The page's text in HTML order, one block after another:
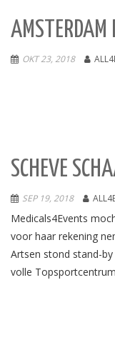
AMSTERDAM
OKT 23, 2018
SCHEVE
SEP 19, 2018
Medicals4Events
voor haar rekening
Artsen stond stand-
volle